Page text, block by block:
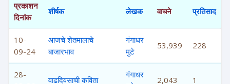
प्रकाशन
दिनांक
शीर्षक लेखक वाचने प्रतिसाद
10-
09-24
आजचे शेतमालाचे
बाजारभाव
गंगाधर
मुटे
53,939 228
28-
वाढदिवसाची कविता
गंगाधर
2,043 1